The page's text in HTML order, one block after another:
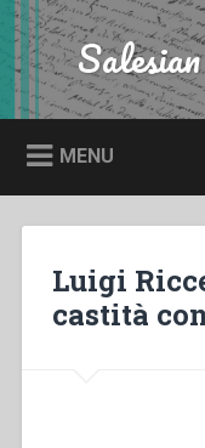
Skip
to
content
Search
MENU
Luigi
castità